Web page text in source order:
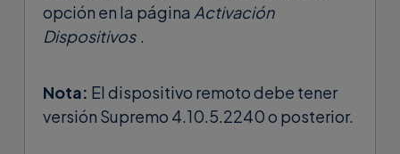
opción en la página Activación
Dispositivos
Nota: El dispositivo remoto debe tener
versión Supremo 4.10.5.2240 o posterior.